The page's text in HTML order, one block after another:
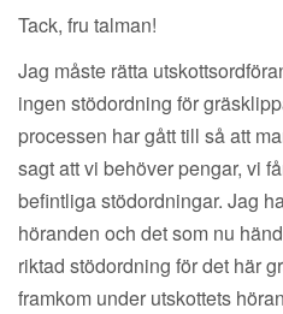
Tack, fru talman!
Jag måste rätta
ingen stödordning för
processen har gått till så att
sagt att vi behöver pengar, vi
befintliga stödordningar. Jag
höranden och det som nu
riktad stödordning för det här
framkom under utskottets